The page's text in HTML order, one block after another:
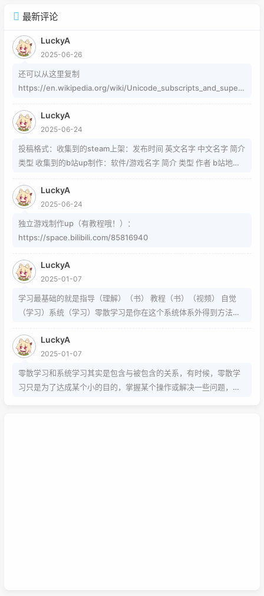
最新评论
LuckyA
2025-06-26
还可以从这里复制
https://en.wikipedia.org/wiki/Unicode_subscripts_and_supers
https://www.jiuwa.net/xzm/ 相关问题可以在这里找到
https://www.zhihu.com/question/54913586/answer/8092801
89 https://www.zhihu.com/question/339693605 事实上用的是
word中的Cambria Math和Helvetica字体弄出来的 但经过试验发
的就不需要我教了 上标:sup 下标:sub 上标:上标文字 下标:下标文字
当然网页中就需要代码了
LuckyA
2025-06-24
投稿格式：收集到的steam上架：发布时间 英文名字 中文名字 简介
类型 收集到的b站up制作：软件/游戏名字 简介 类型 作者 b站地址
LuckyA
2025-06-24
独立游戏制作up（有教程哦！）：
https://space.bilibili.com/85816940
LuckyA
2025-01-07
学习最基础的就是指导（理解）（书） 教程（书）（视频） 自觉
（学习）系统（学习）零散学习是你在这个系统体系外得到方法的
LuckyA
2025-01-07
零散学习和系统学习其实是包含与被包含的关系，有时候，零散学
习只是为了达成某个小的目的，掌握某个操作或解决一些问题，而